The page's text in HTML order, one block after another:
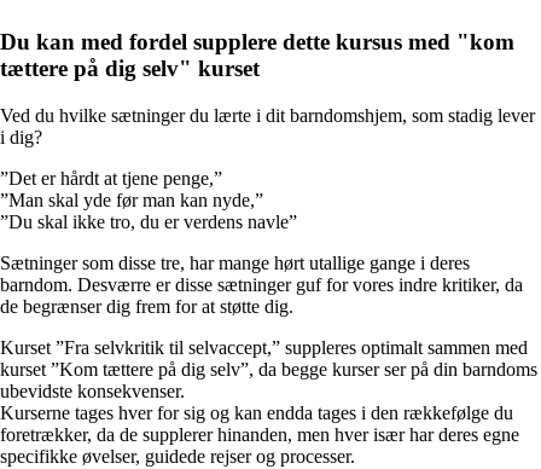
Du kan med fordel supplere dette kursus med "kom
tættere på dig selv" kurset
Ved du hvilke sætninger du lærte i dit barndomshjem, som stadig lever
i dig?
”Det er hårdt at tjene penge,”
”Man skal yde før man kan nyde,”
”Du skal ikke tro, du er verdens navle”
Sætninger som disse tre, har mange hørt utallige gange i deres
barndom. Desværre er disse sætninger guf for vores indre kritiker, da
de begrænser dig frem for at støtte dig.
Kurset ”Fra selvkritik til selvaccept,” suppleres optimalt sammen med
kurset ”Kom tættere på dig selv”, da begge kurser ser på din barndoms
ubevidste konsekvenser.
Kurserne tages hver for sig og kan endda tages i den rækkefølge du
foretrækker, da de supplerer hinanden, men hver især har deres egne
specifikke øvelser, guidede rejser og processer.